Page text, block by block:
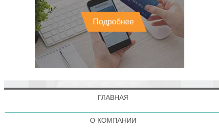
Подробнее
ГЛАВНАЯ
О КОМПАНИИ